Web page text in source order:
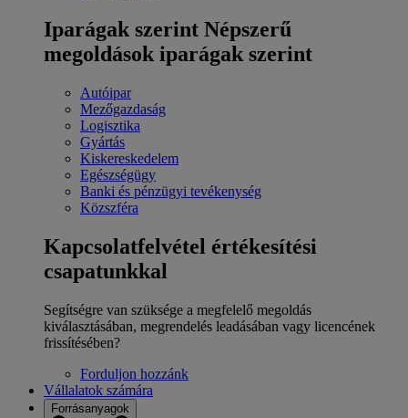
Iparágak szerint Népszerű
megoldások iparágak szerint
Autóipar
Mezőgazdaság
Logisztika
Gyártás
Kiskereskedelem
Egészségügy
Banki és pénzügyi tevékenység
Közszféra
Kapcsolatfelvétel értékesítési
csapatunkkal
Segítségre van szüksége a megfelelő megoldás
kiválasztásában, megrendelés leadásában vagy licencének
frissítésében?
Forduljon hozzánk
Vállalatok számára
Forrásanyagok